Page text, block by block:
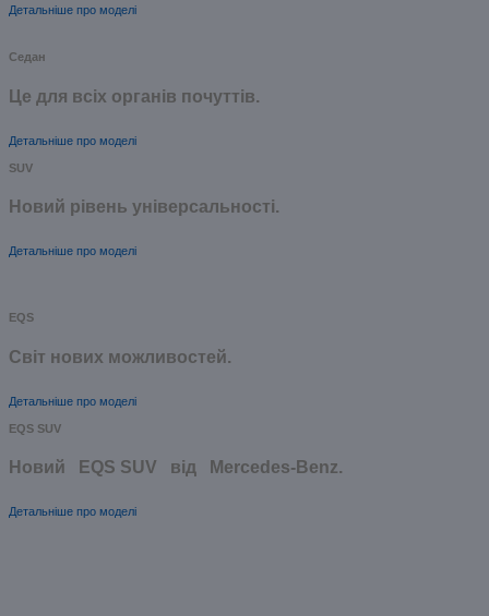
Детальніше про моделі
Седан
Це для всіх органів почуттів.
Детальніше про моделі
SUV
Новий рівень універсальності.
Детальніше про моделі
EQS
Cвіт нових можливостей.
Детальніше про моделі
EQS SUV
Новий EQS SUV від Mercedes-Benz.
Детальніше про моделі